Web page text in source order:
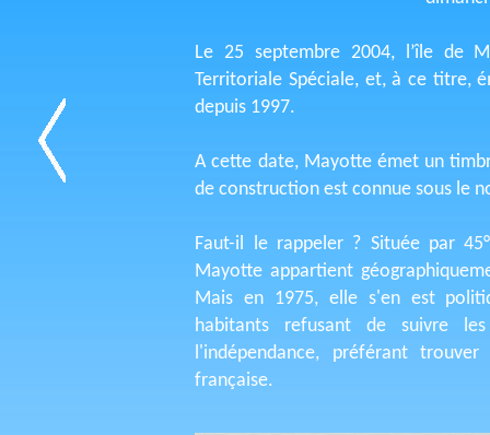
Le 25 septembre 2004, l’île de
Territoriale Spéciale, et, à ce titre,
depuis 1997.
A cette date, Mayotte émet un
de construction est connue sous le
Faut-il le rappeler ? Située par
Mayotte appartient
Mais en 1975, elle s'en est
habitants refusant de suivre
l'indépendance, préférant
française.